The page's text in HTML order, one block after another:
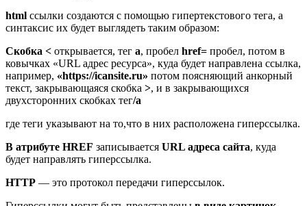
html cсылки создаются с помощью гипертекстового тега, а
синтаксис их будет выглядеть таким образом:
Скобка < открывается, тег a, пробел href= пробел, потом в
ковычках «URL адрес ресурса», куда будет направлена ссылка,
например, «https://icansite.ru» потом поясняющий анкорный
текст, закрывающаяся скобка >, и в закрывающихся
двухсторонних скобках тег/a
где теги указывают на то,что в них расположена гиперссылка.
В атрибуте HREF записывается URL адреса сайта, куда
будет направлять гиперссылка.
HTTP — это протокол передачи гиперссылок.